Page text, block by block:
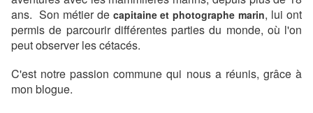
ans. Son métier decapitaine et photographe marin, lui ont
permis de parcourir différentes parties du monde, où l'on
peut observer les cétacés.
C'est notre passion commune qui nous a réunis, grâce à
mon blogue.